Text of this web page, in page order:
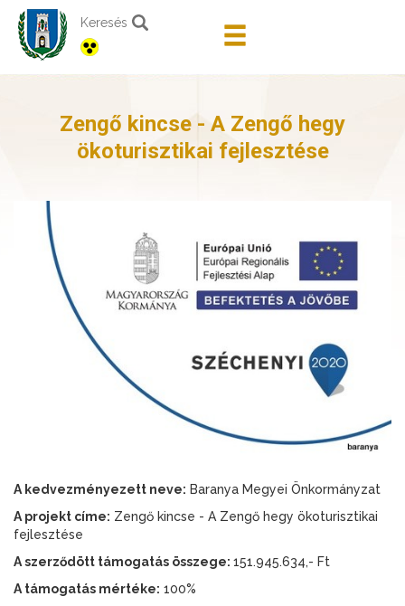
Keresés
Zengő kincse - A Zengő hegy
ökoturisztikai fejlesztése
A kedvezményezett neve: Baranya Megyei Önkormányzat
A projekt címe: Zengő kincse - A Zengő hegy ökoturisztikai
fejlesztése
A szerződött támogatás összege: 151.945.634,- Ft
A támogatás mértéke: 100%